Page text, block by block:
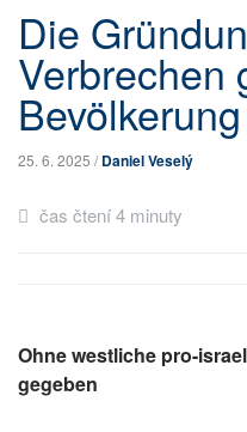
Die
Verbrechen
25. 6. 2025 /Daniel Veselý
čas čtení 4 minuty
Ohne westliche pro-
gegeben